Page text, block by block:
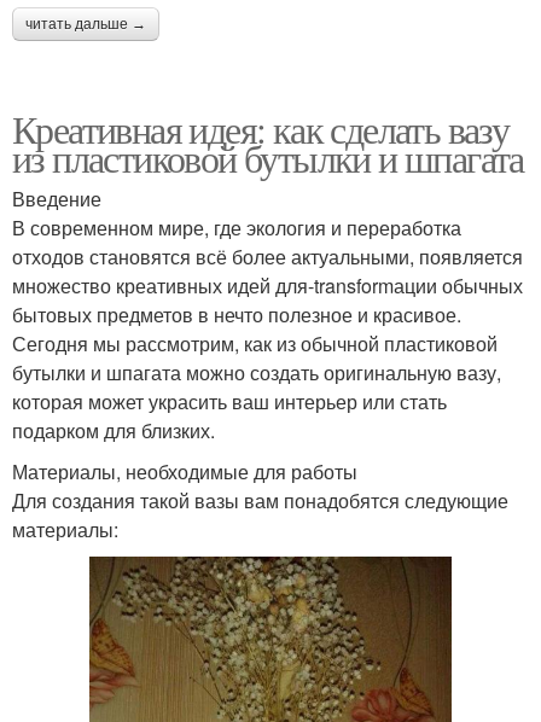
читать дальше →
Креативная идея: как сделать вазу
из пластиковой бутылки и шпагата
Введение
В современном мире, где экология и переработка
отходов становятся всё более актуальными, появляется
множество креативных идей для-transformации обычных
бытовых предметов в нечто полезное и красивое.
Сегодня мы рассмотрим, как из обычной пластиковой
бутылки и шпагата можно создать оригинальную вазу,
которая может украсить ваш интерьер или стать
подарком для близких.
Материалы, необходимые для работы
Для создания такой вазы вам понадобятся следующие
материалы: